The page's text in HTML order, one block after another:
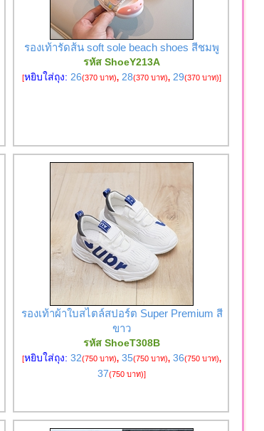
รองเท้ารัดส้น soft sole beach shoes สีชมพู
รหัส ShoeY213A
[หยิบใส่ถุง: 26(370 บาท), 28(370 บาท), 29(370 บาท)]
รองเท้าผ้าใบสไตล์สปอร์ต Super Premium สี
ขาว
รหัส ShoeT308B
[หยิบใส่ถุง:32(750 บาท), 35(750 บาท), 36(750 บาท),
37(750 บาท)]